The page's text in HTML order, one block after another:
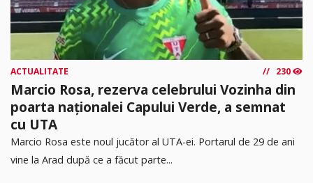
ACTUALITATE 230
Marcio Rosa, rezerva celebrului Vozinha din
poarta naționalei Capului Verde, a semnat
cu UTA
Marcio Rosa este noul jucător al UTA-ei. Portarul de 29 de ani
vine la Arad după ce a făcut parte...